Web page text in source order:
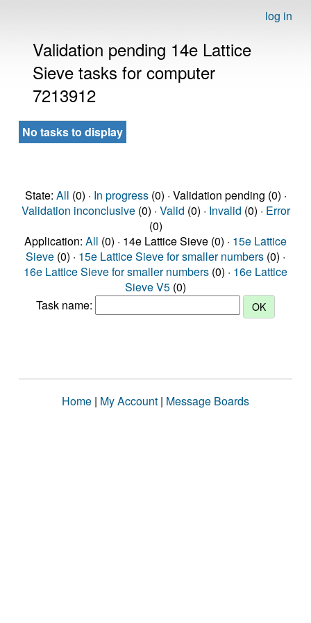
log in
Validation pending 14e Lattice
Sieve tasks for computer
7213912
No tasks to display
State: All (0) · In progress(0) · Validation pending (0) ·
Validation inconclusive(0) · Valid (0) · Invalid (0) · Error
(0)
Application: All (0) · 14e Lattice Sieve (0) · 15e Lattice
Sieve (0) · 15e Lattice Sieve for smaller numbers (0) ·
16e Lattice Sieve for smaller numbers (0) · 16e Lattice
Sieve V5 (0)
Task name:
Home | My Account | Message Boards